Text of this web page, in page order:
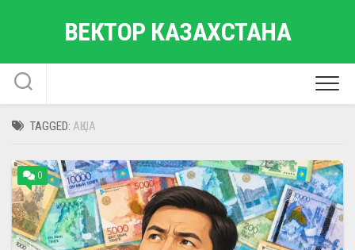
ВЕКТОР КАЗАХСТАНА
TAGGED: АҚША
0